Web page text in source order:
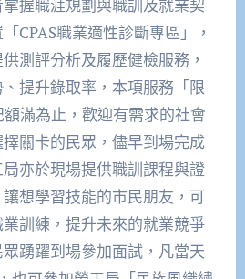
握職涯規劃與職訓及就業契
CPAS職業適性診斷專區」，
測評分析及履歷健檢服務，
提升錄取率，本項服務「限
滿為止，歡迎有需求的社會
關卡的民眾，儘早到場完成
亦於現場提供職訓課程與證
想學習技能的市民朋友，可
訓練，提升未來的就業競爭
踴躍到場參加面試，凡當天